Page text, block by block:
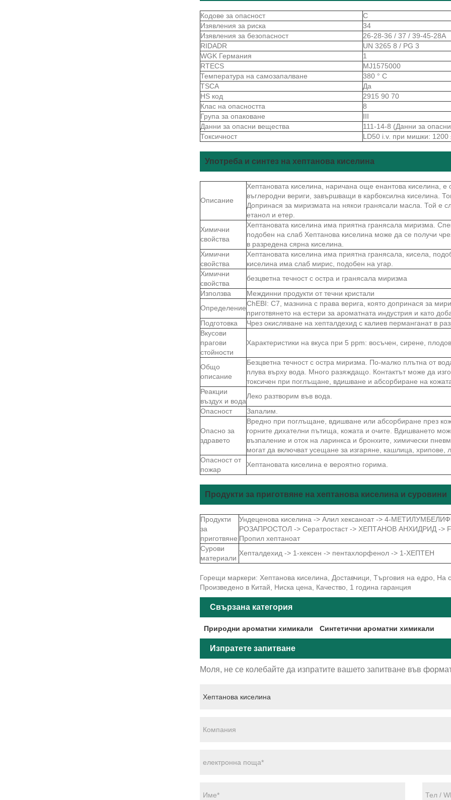
Кодове за опасност
C
Изявления за риска
34
Изявления за безопасност
26-28-36 / 37 / 39-45-28А
RIDADR
UN 3265 8 / PG 3
WGK Германия
1
RTECS
MJ1575000
Температура на самозапалване
380 ° С
TSCA
Да
HS код
2915 90 70
Клас на опасността
8
Група за опаковане
III
Данни за опасни вещества
111-14-8 (Данни за
Токсичност
LD50 i.v. при мишки:
Употреба и синтез на хептанова киселина
Описание
Хептановата киселина, наричана още енантова киселина,
въглеродни вериги, завършващи в карбоксилна киселина.
Допринася за миризмата на някои гранясали масла. Той е
етанол и етер.
Химични
свойства
Хептановата киселина има приятна гранясала миризма.
подобен на слаб Хептанова киселина може да се получи
в разредена сярна киселина.
Химични
свойства
Хептановата киселина има приятна гранясала, кисела,
киселина има слаб мирис, подобен на угар.
Химични
свойства
безцветна течност с остра и гранясала миризма
Използва
Междинни продукти от течни кристали
Определение
ChEBI: C7, мазнина с права верига, която допринася за
приготвянето на естери за ароматната индустрия и като
Подготовка
Чрез окисляване на хепталдехид с калиев перманганат в
Вкусови
прагови
стойности
Характеристики на вкуса при 5 ppm: восъчен, сирене,
Общо
описание
Безцветна течност с остра миризма. По-малко плътна от
плува върху вода. Много разяждащо. Контактът може да
токсичен при поглъщане, вдишване и абсорбиране на
Реакции
въздух и вода
Леко разтворим във вода.
Опасност
Запалим.
Опасно за
здравето
Вредно при поглъщане, вдишване или абсорбиране през
горните дихателни пътища, кожата и очите. Вдишването
възпаление и оток на ларинкса и бронхите, химически
могат да включват усещане за изгаряне, кашлица, хрипове,
Опасност от
пожар
Хептановата киселина е вероятно горима.
Продукти за приготвяне на хептанова киселина и суровини
Продукти
за
приготвяне
Ундеценова киселина -> Алил хексаноат -> 4-
РОЗАПРОСТОЛ -> Сератростаст -> ХЕПТАНОВ АНХИДРИД ->
Пропил хептаноат
Сурови
материали
Хепталдехид -> 1-хексен -> пентахлорфенол -> 1-ХЕПТЕН
Горещи маркери: Хептанова киселина, Доставчици, Търговия на едро, На
Произведено в Китай, Ниска цена, Качество, 1 година гаранция
Свързана категория
Природни ароматни химикали Синтетични ароматни химикали
Изпратете запитване
Моля, не се колебайте да изпратите вашето запитване във